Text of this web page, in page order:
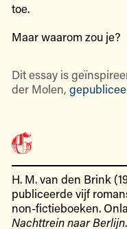
toe.
Maar waarom zou je?
Dit essay is
der Molen,
H. M. van den Brink
publiceerde vijf
non-fictieboeken.
Nachttrein naar Berlijn.